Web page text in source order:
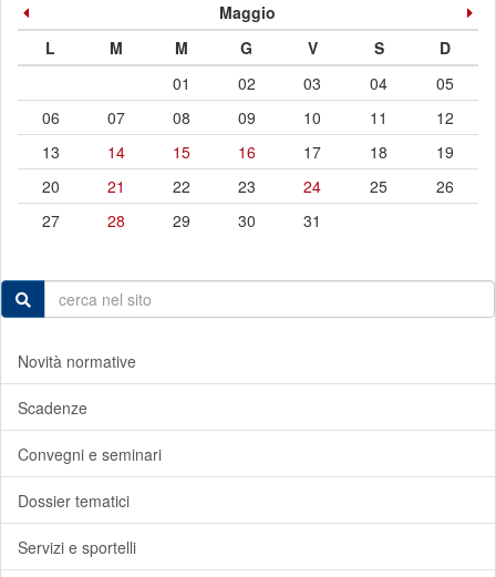
Maggio
L
M M G V S
D
01
02 03 04
05
06
07 08 09 10 11
12
13
14 15 16 17 18
19
20
21 22 23 24 25
26
27
28 29 30 31
Novità normative
Scadenze
Convegni e seminari
Dossier tematici
Servizi e sportelli